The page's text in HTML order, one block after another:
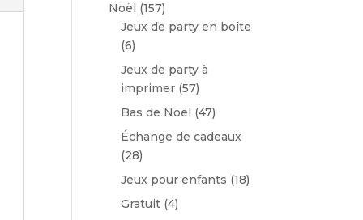
Noël (157)
Jeux de party en boîte
(6)
Jeux de party à
imprimer (57)
Bas de Noël (47)
Échange de cadeaux
(28)
Jeux pour enfants (18)
Gratuit (4)